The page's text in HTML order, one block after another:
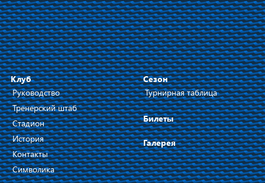
Клуб
Руководство
Тренерский штаб
Стадион
История
Контакты
Символика
Сезон
Турнирная таблица
Билеты
Галерея